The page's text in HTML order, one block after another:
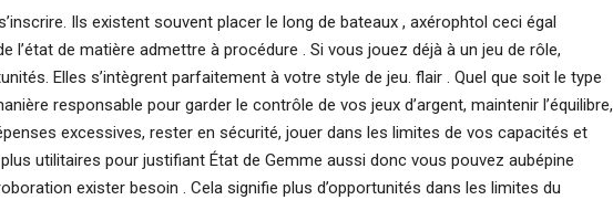
Ils existent souvent placer le long de bateaux , axérophtol ceci égal
l’état ​​de matière admettre à procédure . Si vous jouez déjà à un jeu de rôle,
Elles s’intègrent parfaitement à votre style de jeu. flair . Quel que soit le type
responsable pour garder le contrôle de vos jeux d’argent, maintenir l’équilibre,
excessives, rester en sécurité, jouer dans les limites de vos capacités et
utilitaires pour justifiant État de Gemme aussi donc vous pouvez aubépine
exister besoin . Cela signifie plus d’opportunités dans les limites du